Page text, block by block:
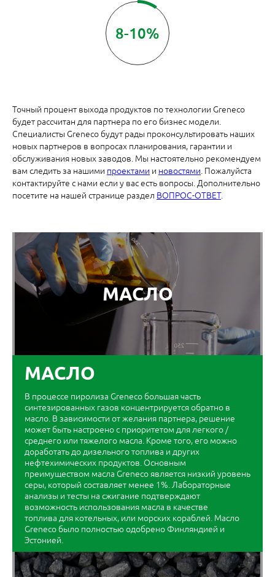
8-10%
Точный процент выхода продуктов по технологии Greneco
будет рассчитан для партнера по его бизнес модели.
Специалисты Greneco будут рады проконсультировать наших
новых партнеров в вопросах планирования, гарантии и
обслуживания новых заводов. Мы настоятельно рекомендуем
вам следить за нашими проектами и новостями. Пожалуйста
контактируйте с нами если у вас есть вопросы. Дополнительно
посетите на нашей странице раздел ВОПРОС-ОТВЕТ.
МАСЛО
МАСЛО
В процессе пиролиза Greneco большая часть
синтезированных газов концентрируется обратно в
масло. В зависимости от желания партнера, решение
может быть настроено с приоритетом для легкого /
среднего или тяжелого масла. Кроме того, его можно
доработать до дизельного топлива и других
нефтехимических продуктов. Основным
преимуществом масла Greneco является низкий уровень
серы, который составляет менее 1%. Лабораторные
анализы и тесты на сжигание подтверждают
возможность использования масла в качестве
топлива для котельных, или морских кораблей. Масло
Greneco было полностью одобрено Финляндией и
Эстонией.